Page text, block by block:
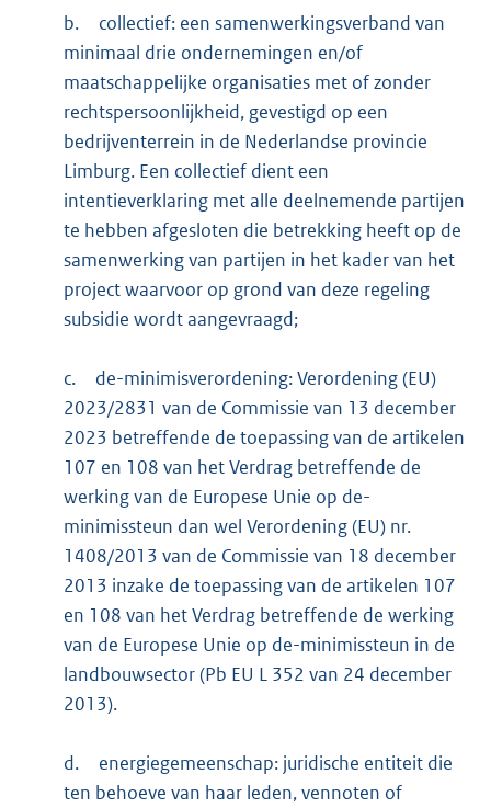
b.
collectief: een samenwerkingsverband van
minimaal drie ondernemingen en/of
maatschappelijke organisaties met of zonder
rechtspersoonlijkheid, gevestigd op een
bedrijventerrein in de Nederlandse provincie
Limburg. Een collectief dient een
intentieverklaring met alle deelnemende partijen
te hebben afgesloten die betrekking heeft op de
samenwerking van partijen in het kader van het
project waarvoor op grond van deze regeling
subsidie wordt aangevraagd;
c.
de-minimisverordening: Verordening (EU)
2023/2831 van de Commissie van 13 december
2023 betreffende de toepassing van de artikelen
107 en 108 van het Verdrag betreffende de
werking van de Europese Unie op de-
minimissteun dan wel Verordening (EU) nr.
1408/2013 van de Commissie van 18 december
2013 inzake de toepassing van de artikelen 107
en 108 van het Verdrag betreffende de werking
van de Europese Unie op de-minimissteun in de
landbouwsector (Pb EU L 352 van 24 december
2013).
d.
energiegemeenschap: juridische entiteit die
ten behoeve van haar leden, vennoten of